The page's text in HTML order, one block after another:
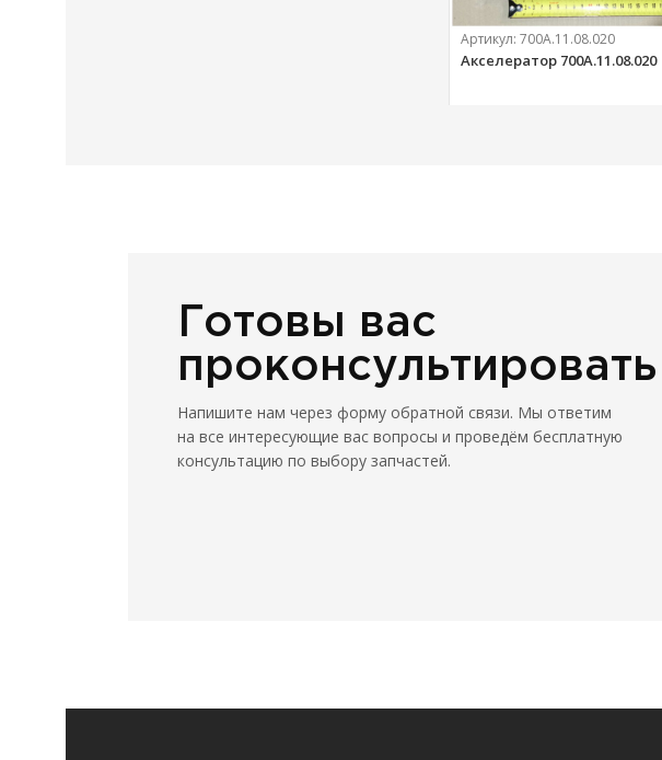
Артикул:700А.11.08.020
Акселератор 700А.11.08.020
Готовы вас
проконсультировать
Напишите нам через форму обратной связи. Мы ответим
на все интересующие вас вопросы и проведём бесплатную
консультацию по выбору запчастей.